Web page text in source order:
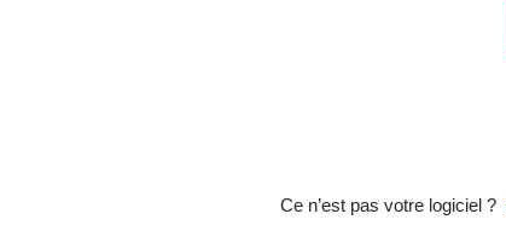
Ce n’est pas votre logiciel ?